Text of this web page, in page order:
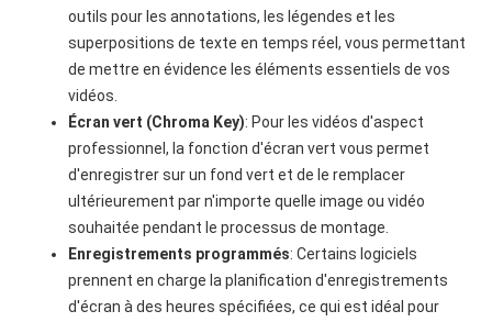
outils pour les annotations, les légendes et les
superpositions de texte en temps réel, vous permettant
de mettre en évidence les éléments essentiels de vos
vidéos.
Écran vert (Chroma Key): Pour les vidéos d'aspect
professionnel, la fonction d'écran vert vous permet
d'enregistrer sur un fond vert et de le remplacer
ultérieurement par n'importe quelle image ou vidéo
souhaitée pendant le processus de montage.
Enregistrements programmés: Certains logiciels
prennent en charge la planification d'enregistrements
d'écran à des heures spécifiées, ce qui est idéal pour